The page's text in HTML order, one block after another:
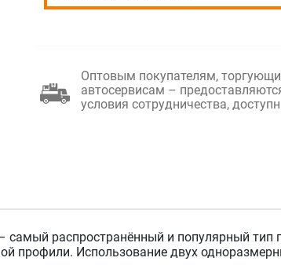
Оптовым покупателям,
автосервисам –
условия сотрудничества,
распространённый и популярный тип
профили. Использование двух